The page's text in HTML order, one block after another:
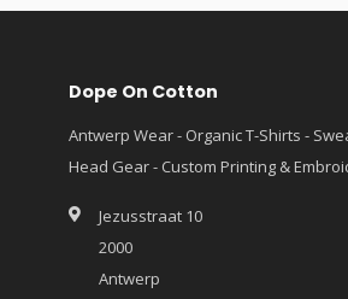
Dope On Cotton
Antwerp Wear - Organic T-Shirts -
Head Gear - Custom Printing &
Jezusstraat 10
2000
Antwerp